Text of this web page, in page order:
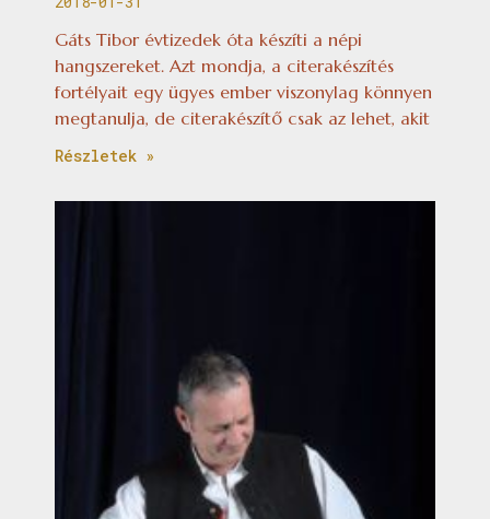
Gáts Tibor évtizedek óta készíti a népi
hangszereket. Azt mondja, a citerakészítés
fortélyait egy ügyes ember viszonylag könnyen
megtanulja, de citerakészítő csak az lehet, akit
Részletek »